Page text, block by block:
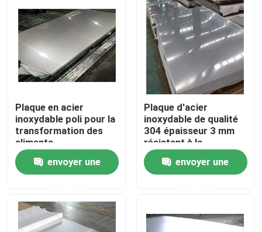
À la maison
Plaque en acier
inoxydable poli pour la
transformation des
aliments
envoyer une
Plaque d'acier
inoxydable de qualité
304 épaisseur 3 mm
résistant à la
corrosion pour
l'industrieenvoyer une